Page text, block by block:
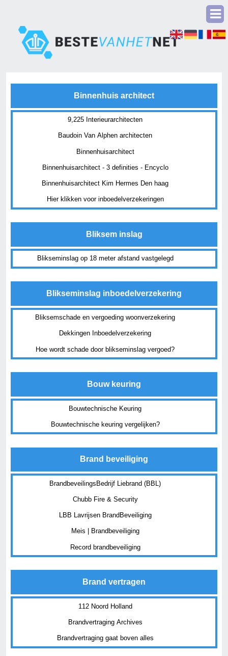
Binnenhuis architect
9,225 Interieurarchitecten
Baudoin Van Alphen architecten
Binnenhuisarchitect
Binnenhuisarchitect - 3 definities - Encyclo
Binnenhuisarchitect Kim Hermes Den haag
Hier klikken voor inboedelverzekeringen
Bliksem inslag
Blikseminslag op 18 meter afstand vastgelegd
Blikseminslag inboedelverzekering
Bliksemschade en vergoeding woonverzekering
Dekkingen Inboedelverzekering
Hoe wordt schade door blikseminslag vergoed?
Bouw keuring
Bouwtechnische Keuring
Bouwtechnische keuring vergelijken?
Brand beveiliging
BrandbeveilingsBedrijf Liebrand (BBL)
Chubb Fire & Security
LBB Lavrijsen BrandBeveiliging
Meis | Brandbeveiliging
Record brandbeveiliging
Brand vertragen
112 Noord Holland
Brandvertraging Archives
Brandvertraging gaat boven alles